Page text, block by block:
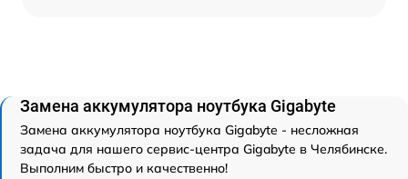
Замена аккумулятора ноутбука Gigabyte
Замена аккумулятора ноутбука Gigabyte - несложная
задача для нашего сервис-центра Gigabyte в Челябинске.
Выполним быстро и качественно!